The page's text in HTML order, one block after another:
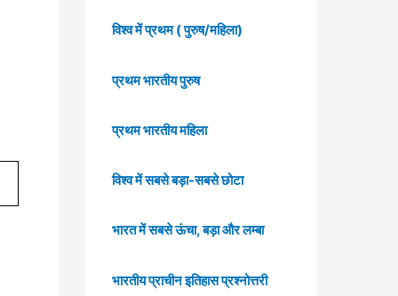
विश्व में प्रथम ( पुरुष/महिला)
प्रथम भारतीय पुरुष
प्रथम भारतीय महिला
विश्व में सबसे बड़ा-सबसे छोटा
भारत में सबसे ऊंचा, बड़ा और लम्बा
भारतीय प्राचीन इतिहास प्रश्नोत्तरी